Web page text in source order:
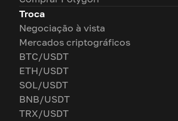
Troca
Negociação à vista
Mercados criptográficos
BTC/USDT
ETH/USDT
SOL/USDT
BNB/USDT
TRX/USDT